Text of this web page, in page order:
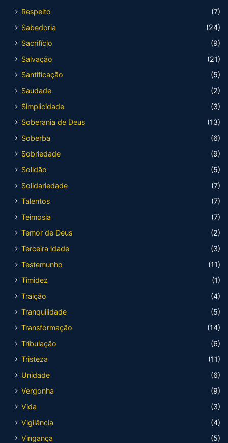
Respeito
(7)
Sabedoria
(24)
Sacrifício
(9)
Salvação
(21)
Santificação
(5)
Saudade
(2)
Simplicidade
(3)
Soberania de Deus
(13)
Soberba
(6)
Sobriedade
(9)
Solidão
(5)
Solidariedade
(7)
Talentos
(7)
Teimosia
(7)
Temor de Deus
(2)
Terceira idade
(3)
Testemunho
(11)
Timidez
(1)
Traição
(4)
Tranquilidade
(5)
Transformação
(14)
Tribulação
(6)
Tristeza
(11)
Unidade
(6)
Vergonha
(9)
Vida
(3)
Vigilância
(4)
Vingança
(5)